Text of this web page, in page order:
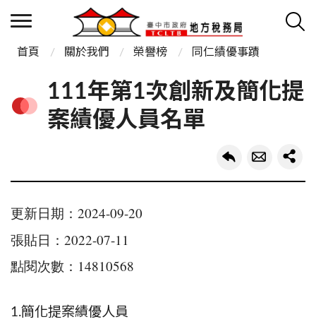
首頁 關於我們 榮譽榜 同仁績優事蹟
111年第1次創新及簡化提
案績優人員名單
更新日期：2024-09-20
張貼日：2022-07-11
點閱次數：14810568
1.簡化提案績優人員